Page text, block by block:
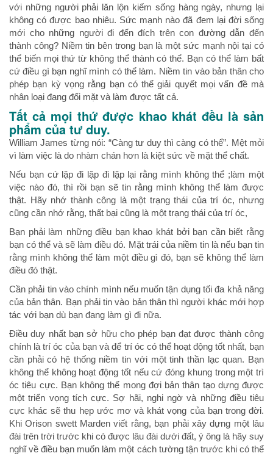
với những người phải lăn lộn kiếm sống hàng ngày, nhưng lại
không có được bao nhiêu. Sức mạnh nào đã đem lại đời sống
mới cho những người đi đến đích trên con đường dẫn đến
thành công? Niềm tin bên trong bạn là một sức mạnh nội tại có
thể biến mọi thứ từ không thể thành có thể. Bạn có thể làm bất
cứ điều gì bạn nghĩ mình có thể làm. Niềm tin vào bản thân cho
phép bạn kỳ vọng rằng bạn có thể giải quyết mọi vấn đề mà
nhân loại đang đối mặt và làm được tất cả.
Tất cả mọi thứ được khao khát đều là sản
phẩm của tư duy.
William James từng nói: “Càng tư duy thì càng có thể”. Mệt mỏi
vì làm việc là do nhàm chán hơn là kiệt sức về mặt thể chất.
Nếu bạn cứ lặp đi lặp đi lặp lại rằng mình không thể ;làm một
việc nào đó, thì rồi bạn sẽ tin rằng mình không thể làm được
thật. Hãy nhớ thành công là một trạng thái của trí óc, nhưng
cũng cần nhớ rằng, thất bại cũng là một trạng thái của trí óc,
Bạn phải làm những điều bạn khao khát bởi bạn cần biết rằng
bạn có thể và sẽ làm điều đó. Mặt trái của niềm tin là nếu bạn tin
rằng mình không thể làm một điều gì đó, bạn sẽ không thể làm
điều đó thật.
Cần phải tin vào chính mình nếu muốn tận dụng tối đa khả năng
của bản thân. Bạn phải tin vào bản thân thì người khác mới hợp
tác với bạn dù bạn đang làm gì đi nữa.
Điều duy nhất bạn sở hữu cho phép bạn đạt được thành công
chính là trí óc của bạn và để trí óc có thể hoạt động tốt nhất, bạn
cần phải có hệ thống niềm tin với một tinh thần lạc quan. Bạn
không thể không hoạt động tốt nếu cứ đóng khung trong một trì
óc tiêu cực. Bạn không thể mong đợi bản thân tạo dựng được
một triển vọng tích cực. Sợ hãi, nghi ngờ và những điều tiêu
cực khác sẽ thu hẹp ước mơ và khát vọng của bạn trong đời.
Khi Orison swett Marden viết rằng, bạn phải xây dựng một lâu
đài trên trời trước khi có được lâu đài dưới đất, ý ông là hãy suy
nghĩ về điều bạn muốn làm một cách tường tận trước khi có thể